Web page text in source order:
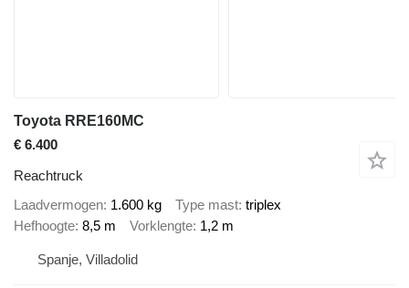
Toyota RRE160MC
€ 6.400
Reachtruck
Laadvermogen 1.600 kg Type mast triplex
Hefhoogte 8,5 m Vorklengte 1,2 m
Spanje, Villadolid